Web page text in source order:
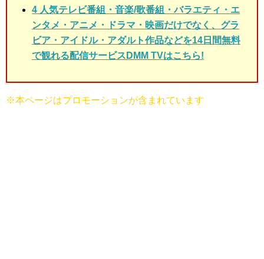
4 人気テレビ番組・音楽/歌番組・バラエティ・エ
ンタメ・アニメ・ドラマ・映画だけでなく、グラ
ビア・アイドル・アダルト作品などを14日間無料
で観れる配信サービスDMM TVはこちら!
※本ページはプロモーションが含まれています